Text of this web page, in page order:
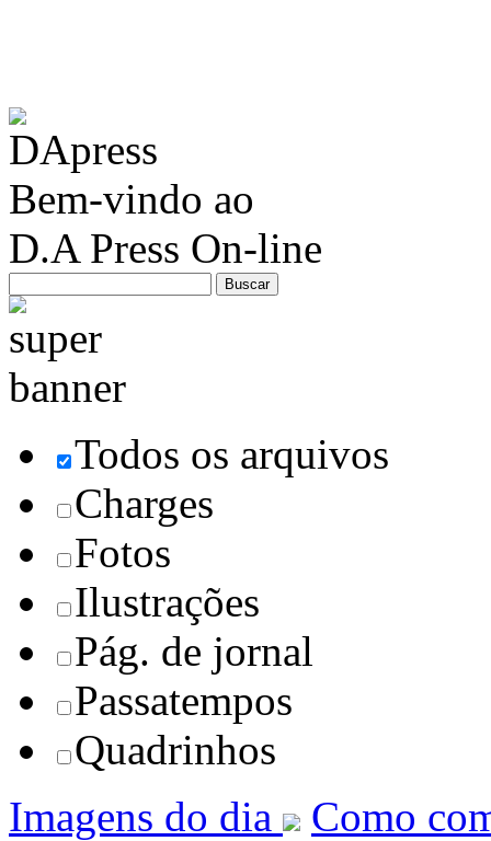
Bem-vindo ao
D.A Press On-line
Todos os arquivos
Charges
Fotos
Ilustrações
Pág. de jornal
Passatempos
Quadrinhos
Imagens do dia
Como